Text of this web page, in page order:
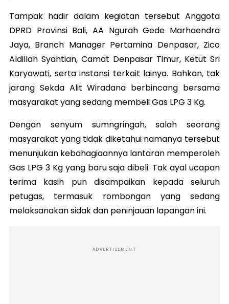
Tampak hadir dalam kegiatan tersebut Anggota
DPRD Provinsi Bali, AA Ngurah Gede Marhaendra
Jaya, Branch Manager Pertamina Denpasar, Zico
Aldillah Syahtian, Camat Denpasar Timur, Ketut Sri
Karyawati, serta instansi terkait lainya. Bahkan, tak
jarang Sekda Alit Wiradana berbincang bersama
masyarakat yang sedang membeli Gas LPG 3 Kg.
Dengan senyum sumngringah, salah seorang
masyarakat yang tidak diketahui namanya tersebut
menunjukan kebahagiaannya lantaran memperoleh
Gas LPG 3 Kg yang baru saja dibeli. Tak ayal ucapan
terima kasih pun disampaikan kepada seluruh
petugas, termasuk rombongan yang sedang
melaksanakan sidak dan peninjauan lapangan ini.
ADVERTISEMENT